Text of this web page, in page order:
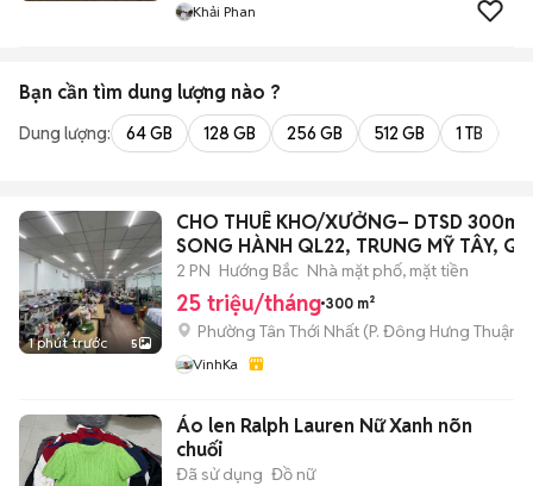
Khải Phan
Bạn cần tìm dung lượng nào ?
Dung lượng: 64 GB 128 GB 256 GB 512 GB 1 TB
1 phút trước 5
CHO THUÊ KHO/XƯỞNG– DTSD
SONG HÀNH QL22, TRUNG MỸ TÂY,
2 PN Hướng Bắc Nhà mặt phố, mặt tiền
25 triệu/tháng 300 m²
Phường Tân Thới Nhất (P. Đông Hưng Thuận
VinhKa
Áo len Ralph Lauren Nữ Xanh nõn
chuối
Đã sử dụng Đồ nữ